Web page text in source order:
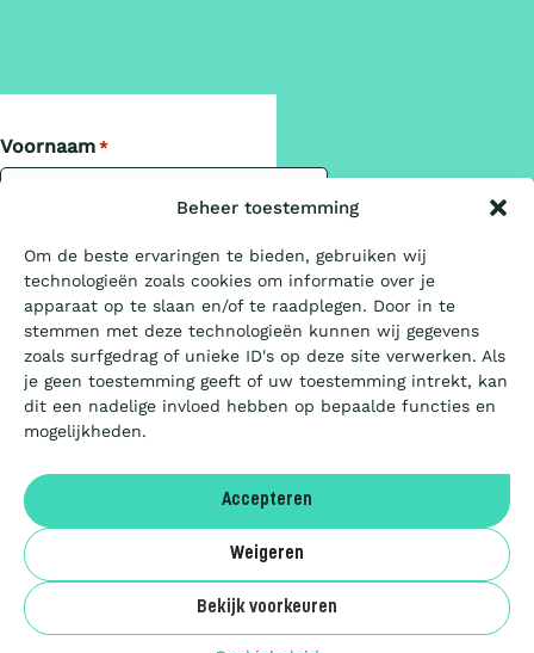
Beheer toestemming
Om de beste ervaringen te bieden, gebruiken wij
technologieën zoals cookies om informatie over je
apparaat op te slaan en/of te raadplegen. Door in te
stemmen met deze technologieën kunnen wij gegevens
zoals surfgedrag of unieke ID's op deze site verwerken. Als
je geen toestemming geeft of uw toestemming intrekt, kan
dit een nadelige invloed hebben op bepaalde functies en
mogelijkheden.
Accepteren
Weigeren
Bekijk voorkeuren
Voornaam *
Achternaam
E-mailadres *
Taal Internationaal (EN)
Certificeren
Aanbesteden
Artikels
FR
Benor